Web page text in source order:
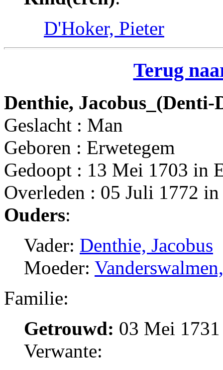
D'Hoker, Pieter
Terug
Denthie, Jacobus_(Denti-
Geslacht : Man
Geboren : Erwetegem
Gedoopt : 13 Mei 1703 in
Overleden : 05 Juli 1772
Ouders:
Vader: Denthie, Jacobus
Moeder:
Familie:
Getrouwd: 03 Mei
Verwante: